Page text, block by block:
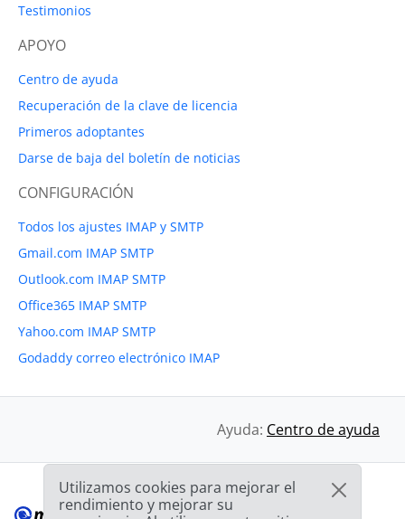
Testimonios
APOYO
Centro de ayuda
Recuperación de la clave de licencia
Primeros adoptantes
Darse de baja del boletín de noticias
CONFIGURACIÓN
Todos los ajustes IMAP y SMTP
Gmail.com IMAP SMTP
Outlook.com IMAP SMTP
Office365 IMAP SMTP
Yahoo.com IMAP SMTP
Godaddy correo electrónico IMAP
Ayuda: Centro de ayuda
Utilizamos cookies para mejorar el
rendimiento y mejorar su